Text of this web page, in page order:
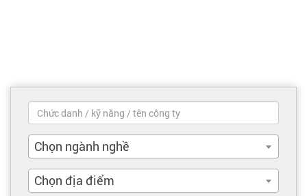
Trang chủ
Việc làm mới nhất
Tìm việc làm
Chọn ngành nghề
Chọn địa điểm